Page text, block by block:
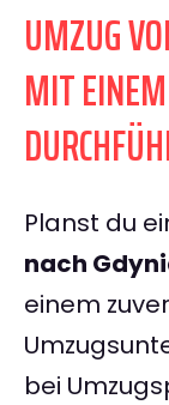
UMZUG
MIT
Planst du
nach
einem
bei